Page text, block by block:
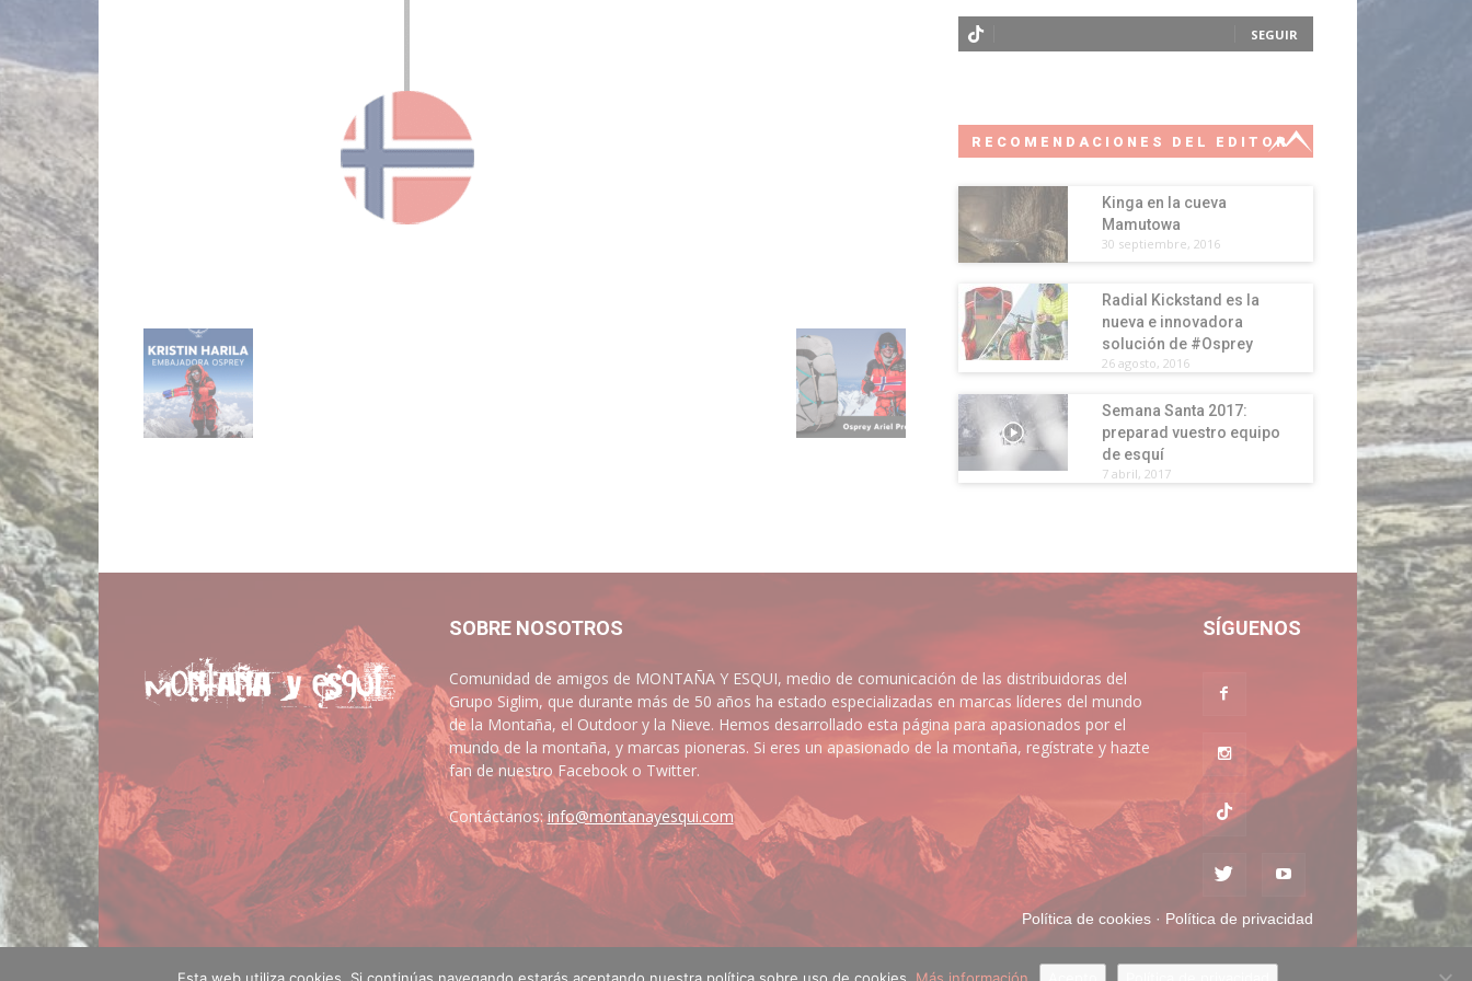
SEGUIR
RECOMENDACIONES DEL EDITOR
Kinga en la cueva
Mamutowa
30 septiembre, 2016
Radial Kickstand es la
nueva e innovadora
solución de #Osprey
26 agosto, 2016
Semana Santa 2017:
preparad vuestro equipo
de esquí
7 abril, 2017
SOBRE NOSOTROS
Comunidad de amigos de MONTAÑA Y ESQUI, medio de comunicación de las distribuidoras del
Grupo Siglim, que durante más de 50 años ha estado especializadas en marcas líderes del mundo
de la Montaña, el Outdoor y la Nieve. Hemos desarrollado esta página para apasionados por el
mundo de la montaña, y marcas pioneras. Si eres un apasionado de la montaña, regístrate y hazte
fan de nuestro Facebook o Twitter.
Contáctanos:info@montanayesqui.com
SÍGUENOS
Política de cookies· Política de privacidad